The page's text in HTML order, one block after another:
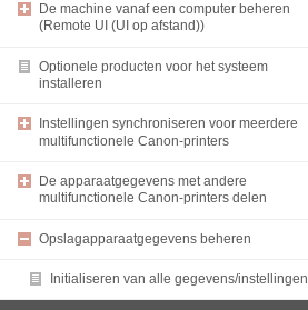
De machine vanaf een computer beheren
(Remote UI (UI op afstand))
Optionele producten voor het systeem
installeren
Instellingen synchroniseren voor meerdere
multifunctionele Canon-printers
De apparaatgegevens met andere
multifunctionele Canon-printers delen
Opslagapparaatgegevens beheren
Initialiseren van alle gegevens/instellingen